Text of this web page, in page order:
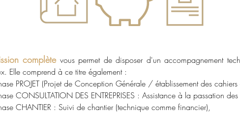
complètevous permet de disposer d'un accompagnement
Elle comprend à ce titre également :
PROJET (Projet de Conception Générale / établissement des cahiers
CONSULTATION DES ENTREPRISES : Assistance à la passation
CHANTIER : Suivi de chantier (technique comme financier),